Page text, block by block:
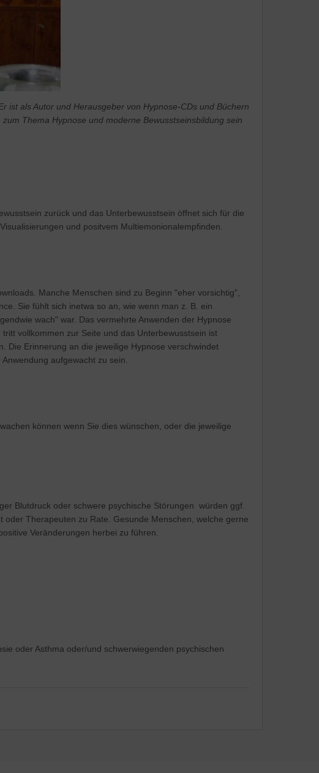
ist als Autor und Herausgeber von Hypnose-CDs und Büchern
Thema Hypnose und moderne Bewusstseinsbildung sein
zurück und das Unterbewusstsein öffnet sich für die
und positvem Multiemonionalempfinden.
Manche Menschen sind zu Beginn "eher vorsichtig",
Sie fühlt sich inetwa so an, wie wenn man z. B. ein
wach" war. Das vermehrte Anwenden der Hypnose
vollkommen zur Seite und das Unterbewusstsein ist
Die Erinnerung an die jeweilige Hypnose verschwindet
aufgewacht zu sein.
können wenn Sie dies wünschen, oder die jeweilige
Blutdruck oder schwere psychische Störungen würden ggf.
Therapeuten zu Rate. Gesunde Menschen, welche gerne
Veränderungen herbei zu führen.
oder Asthma oder/und schwerwiegenden psychischen